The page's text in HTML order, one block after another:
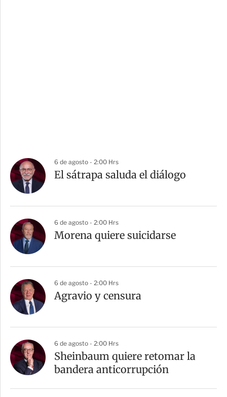
6 de agosto - 2:00 Hrs
El sátrapa saluda el diálogo
6 de agosto - 2:00 Hrs
Morena quiere suicidarse
6 de agosto - 2:00 Hrs
Agravio y censura
6 de agosto - 2:00 Hrs
Sheinbaum quiere retomar la
bandera anticorrupción